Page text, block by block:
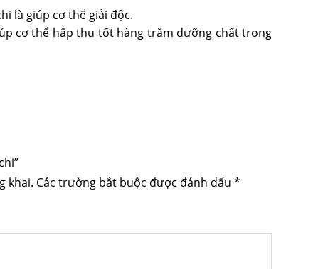
là giúp cơ thể giải độc.
cơ thể hấp thu tốt hàng trăm dưỡng chất trong
khai. Các trường bắt buộc được đánh dấu *